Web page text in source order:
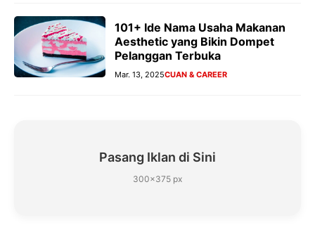
101+ Ide Nama Usaha Makanan
Aesthetic yang Bikin Dompet
Pelanggan Terbuka
Mar. 13, 2025CUAN & CAREER
Pasang Iklan di Sini
300×375 px